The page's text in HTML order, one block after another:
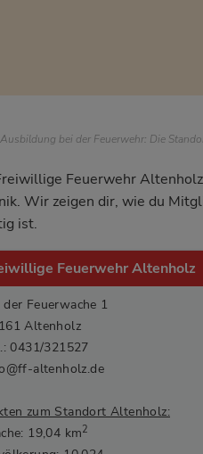
Navigation
Ausbildung bei der Feuerwehr: Die
Feuerwehr
Wir zeigen dir, wie du
ist.
Feuerwehr Altenholz
Feuerwache 1
Altenholz
0431/321527
altenholz.de
zum Standort Altenholz:
19,04 km2